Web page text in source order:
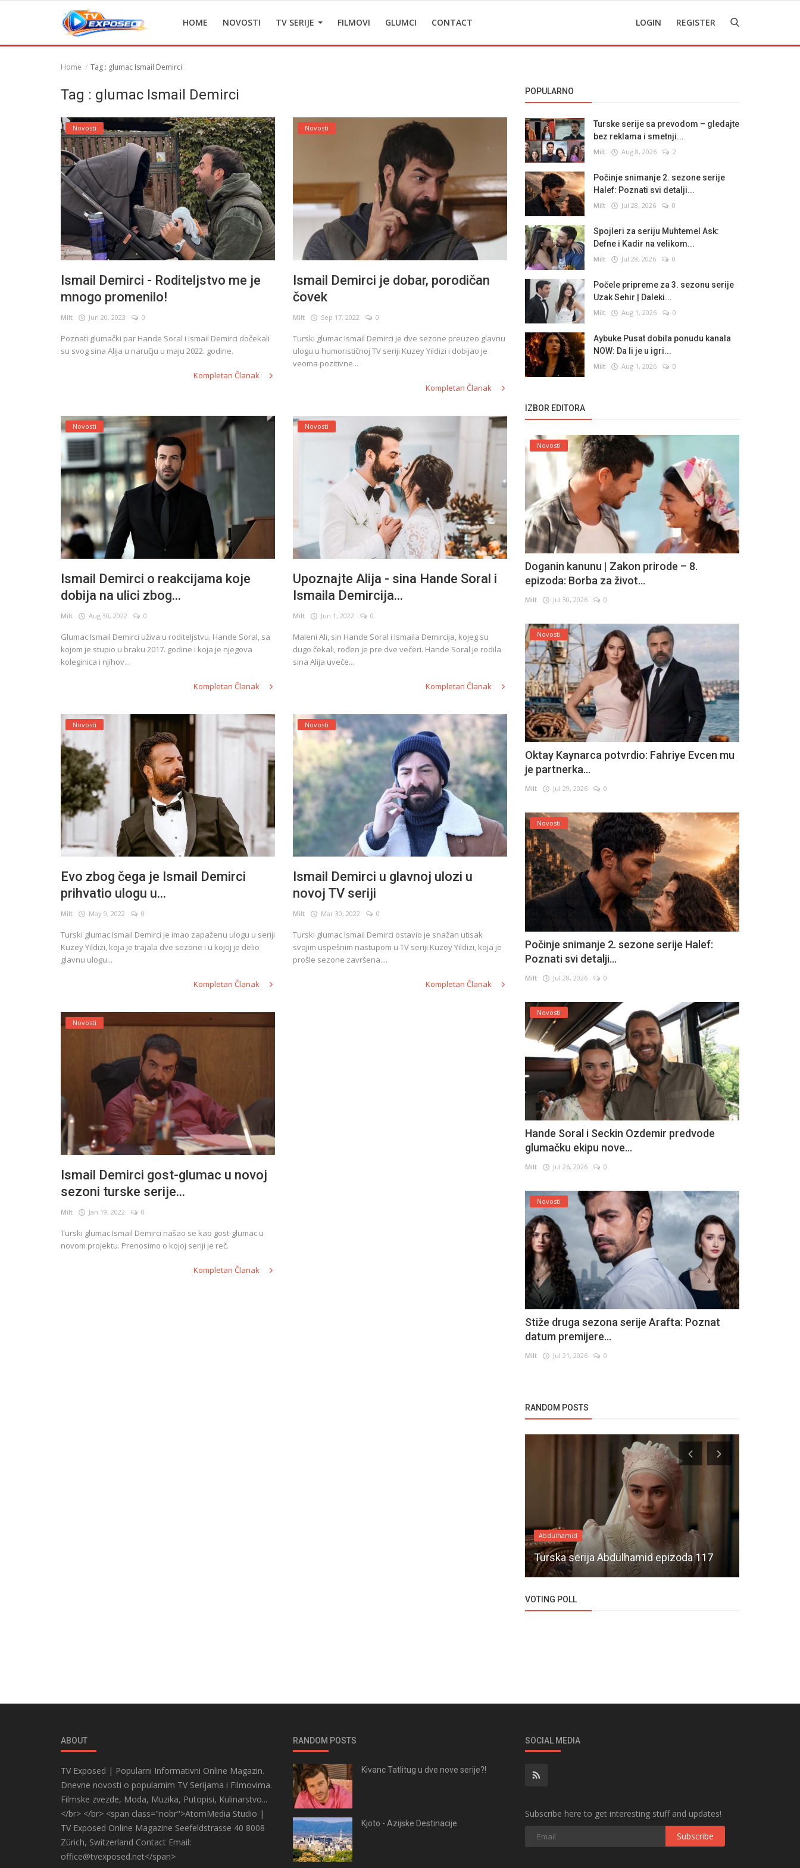
HOME NOVOSTI TV SERIJE FILMOVI GLUMCI CONTACT LOGIN REGISTER
Home Tag : glumac Ismail Demirci
Tag : glumac Ismail Demirci
Novosti
Ismail Demirci - Roditeljstvo me je
mnogo promenilo!
Milt Jun 20, 2023 0
Poznati glumački par Hande Soral i Ismail Demirci dočekali
su svog sina Alija u naručju u maju 2022. godine.
Kompletan Članak
Novosti
Ismail Demirci je dobar, porodičan
čovek
Milt Sep 17, 2022 0
Turski glumac Ismail Demirci je dve sezone preuzeo glavnu
ulogu u humorističnoj TV seriji Kuzey Yildizi i dobijao je
veoma pozitivne...
Kompletan Članak
Novosti
Ismail Demirci o reakcijama koje
dobija na ulici zbog...
Milt Aug 30, 2022 0
Glumac Ismail Demirci uživa u roditeljstvu. Hande Soral, sa
kojom je stupio u braku 2017. godine i koja je njegova
koleginica i njihov...
Kompletan Članak
Novosti
Upoznajte Alija - sina Hande Soral i
Ismaila Demircija...
Milt Jun 1, 2022 0
Maleni Ali, sin Hande Soral i Ismaila Demircija, kojeg su
dugo čekali, rođen je pre dve večeri. Hande Soral je rodila
sina Alija uveče...
Kompletan Članak
Novosti
Evo zbog čega je Ismail Demirci
prihvatio ulogu u...
Milt May 9, 2022 0
Turski glumac Ismail Demirci je imao zapaženu ulogu u seriji
Kuzey Yildizi, koja je trajala dve sezone i u kojoj je delio
glavnu ulogu...
Kompletan Članak
Novosti
Ismail Demirci u glavnoj ulozi u
novoj TV seriji
Milt Mar 30, 2022 0
Turski glumac Ismail Demirci ostavio je snažan utisak
svojim uspešnim nastupom u TV seriji Kuzey Yildizi, koja je
prošle sezone završena....
Kompletan Članak
Novosti
Ismail Demirci gost-glumac u novoj
sezoni turske serije...
Milt Jan 19, 2022 0
Turski glumac Ismail Demirci našao se kao gost-glumac u
novom projektu. Prenosimo o kojoj seriji je reč.
Kompletan Članak
POPULARNO
Turske serije sa prevodom – gledajte
bez reklama i smetnji...
Milt Aug 8, 2026 2
Počinje snimanje 2. sezone serije
Halef: Poznati svi detalji...
Milt Jul 28, 2026 0
Spojleri za seriju Muhtemel Ask:
Defne i Kadir na velikom...
Milt Jul 28, 2026 0
Počele pripreme za 3. sezonu serije
Uzak Sehir | Daleki...
Milt Aug 1, 2026 0
Aybuke Pusat dobila ponudu kanala
NOW: Da li je u igri...
Milt Aug 1, 2026 0
IZBOR EDITORA
Novosti
Doganin kanunu | Zakon prirode – 8.
epizoda: Borba za život...
Milt Jul 30, 2026 0
Novosti
Oktay Kaynarca potvrdio: Fahriye Evcen mu
je partnerka...
Milt Jul 29, 2026 0
Novosti
Počinje snimanje 2. sezone serije Halef:
Poznati svi detalji...
Milt Jul 28, 2026 0
Novosti
Hande Soral i Seckin Ozdemir predvode
glumačku ekipu nove...
Milt Jul 26, 2026 0
Novosti
Stiže druga sezona serije Arafta: Poznat
datum premijere...
Milt Jul 21, 2026 0
RANDOM POSTS
Abdulhamid
Turska serija Abdülhamid epizoda 117
VOTING POLL
ABOUT
TV Exposed | Popularni Informativni Online Magazin.
Dnevne novosti o popularnim TV Serijama i Filmovima.
Filmske zvezde, Moda, Muzika, Putopisi, Kulinarstvo...
</br> </br> <span class="nobr">AtomMedia Studio |
TV Exposed Online Magazine Seefeldstrasse 40 8008
Zürich, Switzerland Contact Email:
office@tvexposed.net</span>
RANDOM POSTS
Kivanc Tatlitug u dve nove serije?!
Kjoto - Azijske Destinacije
SOCIAL MEDIA
Subscribe here to get interesting stuff and updates!
Subscribe